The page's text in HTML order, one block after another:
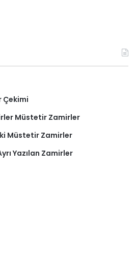
Çekimi
Müstetir Zamirler
Müstetir Zamirler
Yazılan Zamirler